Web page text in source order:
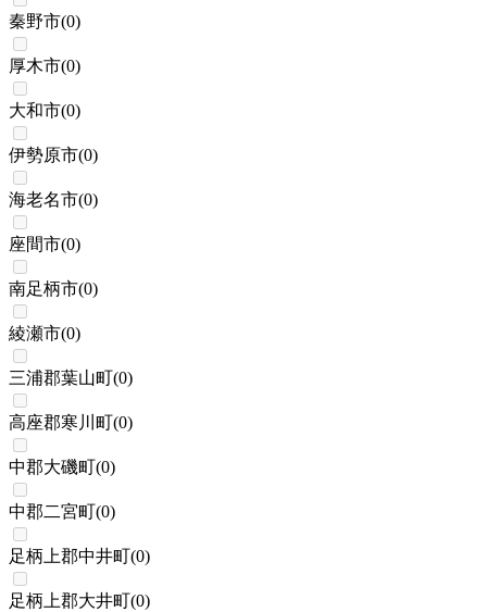
秦野市(0)
厚木市(0)
大和市(0)
伊勢原市(0)
海老名市(0)
座間市(0)
南足柄市(0)
綾瀬市(0)
三浦郡葉山町(0)
高座郡寒川町(0)
中郡大磯町(0)
中郡二宮町(0)
足柄上郡中井町(0)
足柄上郡大井町(0)